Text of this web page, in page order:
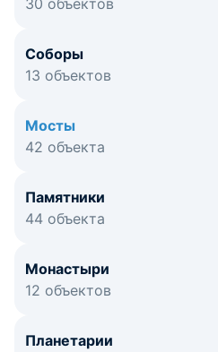
30 объектов
Соборы
13 объектов
Мосты
42 объекта
Памятники
44 объекта
Монастыри
12 объектов
Планетарии